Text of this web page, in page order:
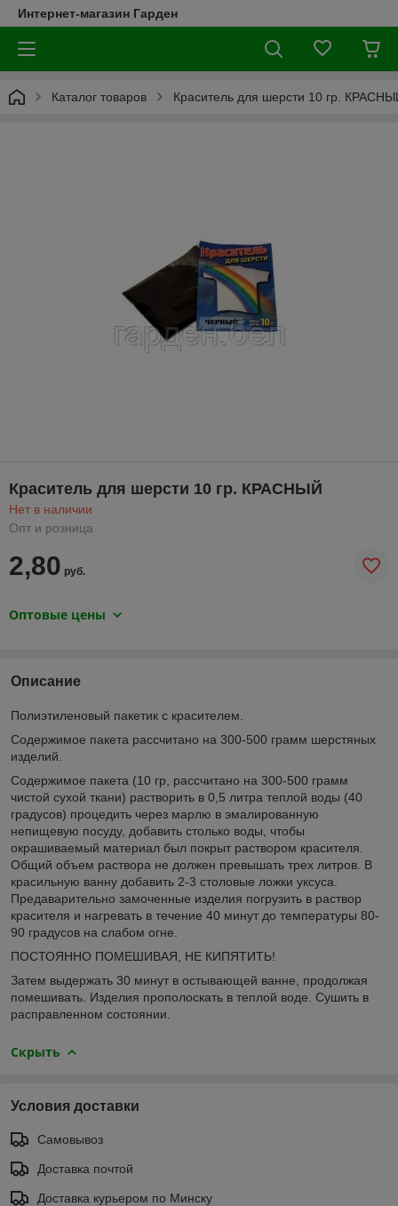
Интернет-магазин Гарден
Каталог товаров Краситель для шерсти 10 гр.
Краситель для шерсти 10 гр. КРАСНЫЙ
Нет в наличии
Опт и розница
2,80 руб.
Оптовые цены
Описание
Полиэтиленовый пакетик с красителем.
Содержимое пакета рассчитано на 300-500 грамм шерстяных
изделий.
Содержимое пакета (10 гр, рассчитано на 300-500 грамм
чистой сухой ткани) растворить в 0,5 литра теплой воды (40
градусов) процедить через марлю в эмалированную
непищевую посуду, добавить столько воды, чтобы
окрашиваемый материал был покрыт раствором красителя.
Общий объем раствора не должен превышать трех литров. В
красильную ванну добавить 2-3 столовые ложки уксуса.
Предаварительно замоченные изделия погрузить в раствор
красителя и нагревать в течение 40 минут до температуры 80-
90 градусов на слабом огне.
ПОСТОЯННО ПОМЕШИВАЯ, НЕ КИПЯТИТЬ!
Затем выдержать 30 минут в остывающей ванне, продолжая
помешивать. Изделия прополоскать в теплой воде. Сушить в
расправленном состоянии.
Скрыть
Условия доставки
Самовывоз
Доставка почтой
Доставка курьером по Минску